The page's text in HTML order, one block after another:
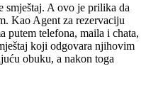
smještaj. A ovo je prilika da
Kao Agent za rezervaciju
putem telefona, maila i chata,
koji odgovara njihovim
obuku, a nakon toga